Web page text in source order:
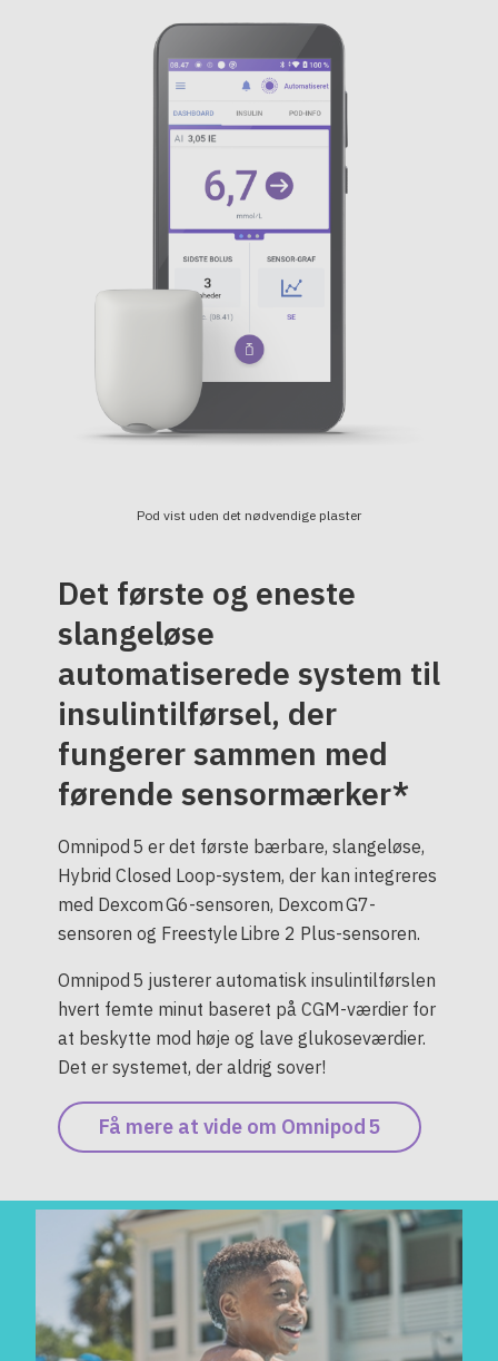
Pod vist uden det nødvendige plaster
Det første og eneste
slangeløse
automatiserede system til
insulintilførsel, der
fungerer sammen med
førende sensormærker*
Omnipod 5 er det første bærbare, slangeløse,
Hybrid Closed Loop-system, der kan integreres
med Dexcom G6-sensoren, Dexcom G7-
sensoren og Freestyle Libre 2 Plus-sensoren.
Omnipod 5 justerer automatisk insulintilførslen
hvert femte minut baseret på CGM-værdier for
at beskytte mod høje og lave glukoseværdier.
Det er systemet, der aldrig sover!
Få mere at vide om Omnipod 5